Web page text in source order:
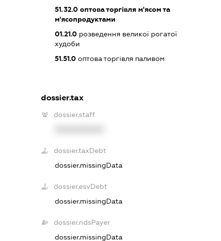
51.32.0оптова торгівля м'ясом та
м'ясопродуктами
01.21.0розведення великої рогатої
худоби
51.51.0оптова торгівля паливом
dossier.tax
dossier.staff
dossier.taxDebt
dossier.missingData
dossier.esvDebt
dossier.missingData
dossier.ndsPayer
dossier.missingData